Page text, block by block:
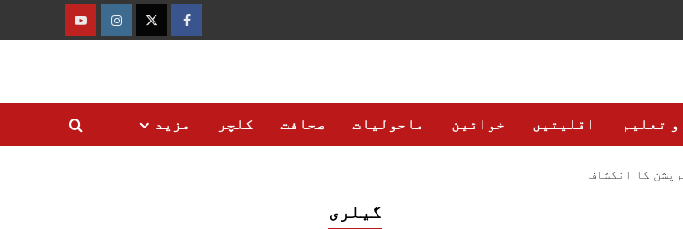
فیس
ٹوئٹرانسٹاگرام
یوٹیوب
و تعلیم اقلیتیں خواتین ماحولیات صحافت کلچر مزید
گیلری